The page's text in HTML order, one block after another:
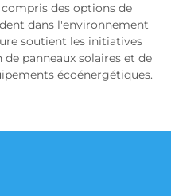
des options de
dans l'environnement
soutient les initiatives
panneaux solaires et de
écoénergétiques.